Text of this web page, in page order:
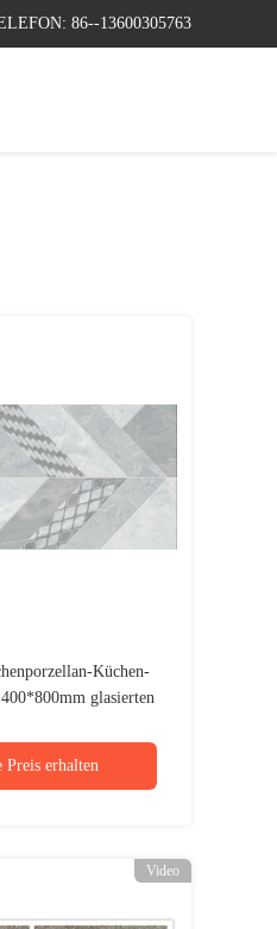
86--13600305763
Küchen-
glasierten
Preis erhalten
Video